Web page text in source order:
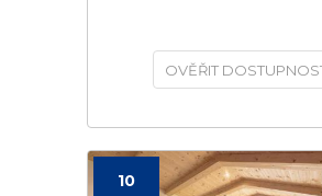
OVĚŘIT
10